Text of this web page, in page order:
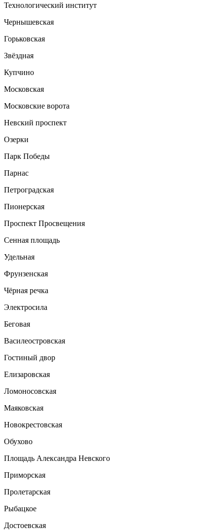
Технологический институт
Чернышевская
Горьковская
Звёздная
Купчино
Московская
Московские ворота
Невский проспект
Озерки
Парк Победы
Парнас
Петроградская
Пионерская
Проспект Просвещения
Сенная площадь
Удельная
Фрунзенская
Чёрная речка
Электросила
Беговая
Василеостровская
Гостиный двор
Елизаровская
Ломоносовская
Маяковская
Новокрестовская
Обухово
Площадь Александра Невского
Приморская
Пролетарская
Рыбацкое
Достоевская